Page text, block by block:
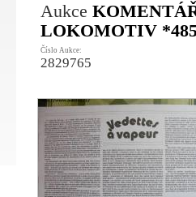
Aukce
LOKOMOTIV
Číslo Aukce:
2829765